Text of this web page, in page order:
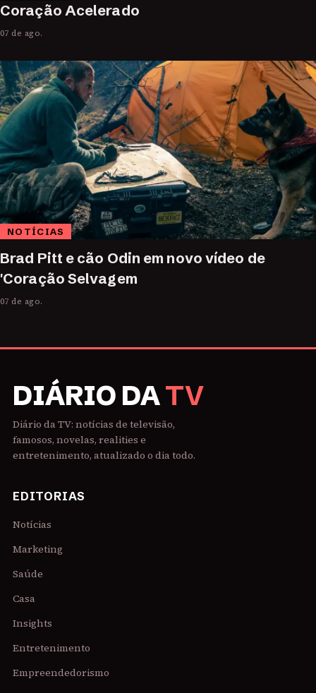
Coração Acelerado
07 de ago.
NOTÍCIAS
Brad Pitt e cão Odin em novo vídeo de
'Coração Selvagem
07 de ago.
DIÁRIO DATV
Diário da TV: notícias de televisão,
famosos, novelas, realities e
entretenimento, atualizado o dia todo.
EDITORIAS
Notícias
Marketing
Saúde
Casa
Insights
Entretenimento
Empreendedorismo